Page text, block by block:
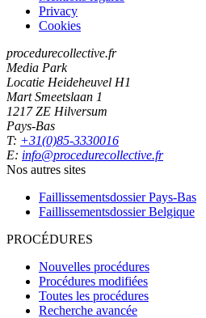
Privacy
Cookies
procedurecollective.fr
Media Park
Locatie Heideheuvel H1
Mart Smeetslaan 1
1217 ZE Hilversum
Pays-Bas
T: +31(0)85-3330016
E: info@procedurecollective.fr
Nos autres sites
Faillissementsdossier Pays-Bas
Faillissementsdossier Belgique
PROCÉDURES
Nouvelles procédures
Procédures modifiées
Toutes les procédures
Recherche avancée